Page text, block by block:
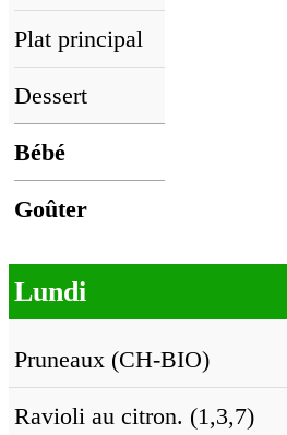
Plat principal
Dessert
Bébé
Goûter
Lundi
Pruneaux (CH-BIO)
Ravioli au citron. (1,3,7)